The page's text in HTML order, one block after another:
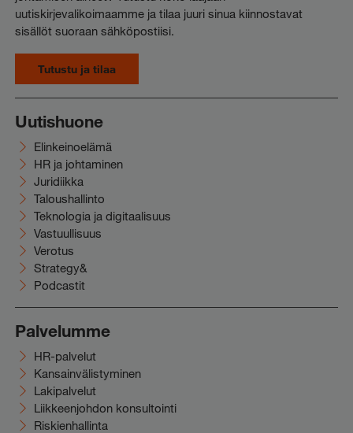
uutiskirjevalikoimaamme ja tilaa juuri sinua kiinnostavat
sisällöt suoraan sähköpostiisi.
Tutustu ja tilaa
Uutishuone
Elinkeinoelämä
HR ja johtaminen
Juridiikka
Taloushallinto
Teknologia ja digitaalisuus
Vastuullisuus
Verotus
Strategy&
Podcastit
Palvelumme
HR-palvelut
Kansainvälistyminen
Lakipalvelut
Liikkeenjohdon konsultointi
Riskienhallinta